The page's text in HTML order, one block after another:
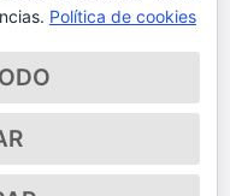
Política de cookies